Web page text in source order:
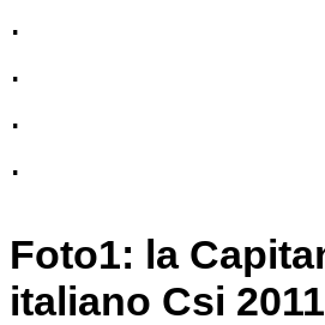
.
.
.
.
Foto1: la
italiano Csi